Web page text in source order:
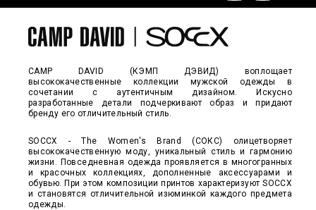
CAMP DAVID (КЭМП ДЭВИД) воплощает
высококачественные коллекции мужской одежды в
сочетании с аутентичным дизайном. Искусно
разработанные детали подчеркивают образ и придают
бренду его отличительный стиль.
SOCCX - The Women's Brand (СОКС) олицетворяет
высококачественную моду, уникальный стиль и гармонию
жизни. Повседневная одежда проявляется в многогранных
и красочных коллекциях, дополненные аксессуарами и
обувью. При этом композиции принтов характеризуют SOCCX
и становятся отличительной изюминкой каждого предмета
одежды.